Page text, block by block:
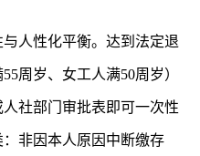
人性化平衡。达到法定退
周岁、女工人满50周岁）
社部门审批表即可一次性
非因本人原因中断缴存